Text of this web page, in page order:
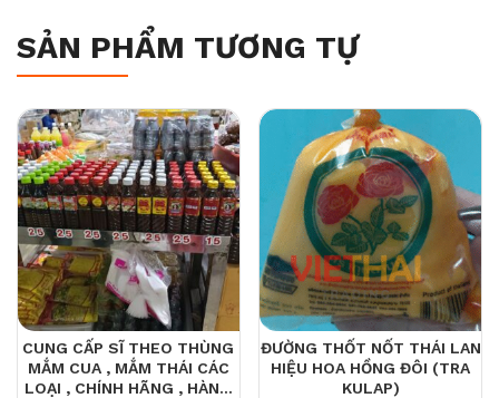
SẢN PHẨM TƯƠNG TỰ
CUNG CẤP SĨ THEO THÙNG
MẮM CUA , MẮM THÁI CÁC
LOẠI , CHÍNH HÃNG , HÀNG
ĐƯỜNG THỐT NỐT THÁI LAN
HIỆU HOA HỒNG ĐÔI (TRA
KULAP)